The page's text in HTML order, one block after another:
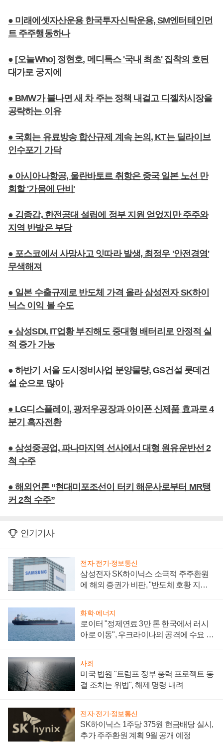
● 미래에셋자산운용 한국투자신탁운용, SM엔터테인먼
트 주주행동하나
● [오늘Who] 정현호, 메디톡스 '국내 최초' 집착의 호된
대가로 궁지에
● BMW가 불나면 새 차 주는 정책 내걸고 디젤차시장을
공략하는 이유
● 국회는 유료방송 합산규제 계속 논의, KT는 딜라이브
인수포기 가닥
● 아시아나항공, 울란바토르 취항은 중국 일본 노선 만
회할 '가뭄에 단비'
● 김종갑, 한전공대 설립에 정부 지원 얻었지만 주주와
지역 반발은 부담
● 포스코에서 사망사고 잇따라 발생, 최정우 '안전경영'
무색해져
● 일본 수출규제로 반도체 가격 올라 삼성전자 SK하이
닉스 이익 볼 수도
● 삼성SDI, IT업황 부진해도 중대형 배터리로 안정적 실
적 증가 가능
● 하반기 서울 도시정비사업 분양물량, GS건설 롯데건
설 순으로 많아
● LG디스플레이, 광저우공장과 아이폰 신제품 효과로 4
분기 흑자전환
● 삼성중공업, 파나마지역 선사에서 대형 원유운반선 2
척 수주
● 해외언론 “현대미포조선이 터키 해운사로부터 MR탱
커 2척 수주”
인기기사
전자·전기·정보통신
삼성전자 SK하이닉스 소극적 주주환원
에 해외 증권가 비판, "반도체 호황 지속
화학·에너지
로이터 "정제연료 3만 톤 한국에서 러시
아로 이동", 우크라이나의 공격에 수요 늘
사회
미국 법원 "트럼프 정부 풍력 프로젝트 동
결 조치는 위법", 해제 명령 내려
전자·전기·정보통신
SK하이닉스 1주당 375원 현금배당 실시,
추가 주주환원 계획 9월 공개 예정